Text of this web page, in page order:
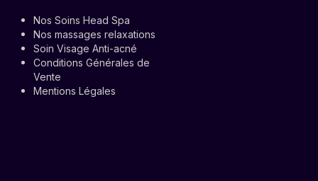
Nos Soins Head Spa
Nos massages relaxations
Soin Visage Anti-acné
Conditions Générales de
Vente
Mentions Légales